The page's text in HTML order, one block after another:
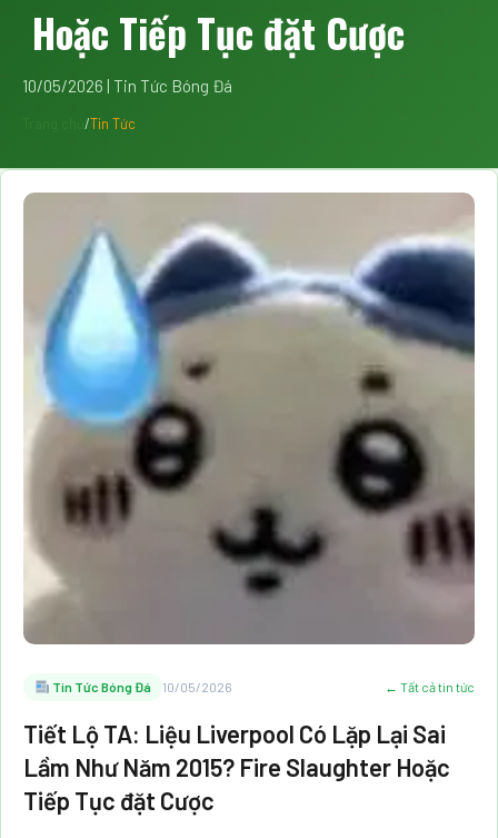
Hoặc Tiếp Tục đặt Cược
10/05/2026 | Tin Tức Bóng Đá
/Tin Tức
Tin Tức Bóng Đá 10/05/2026 ← Tất cả tin tức
Tiết Lộ TA: Liệu Liverpool Có Lặp Lại Sai
Lầm Như Năm 2015? Fire Slaughter Hoặc
Tiếp Tục đặt Cược